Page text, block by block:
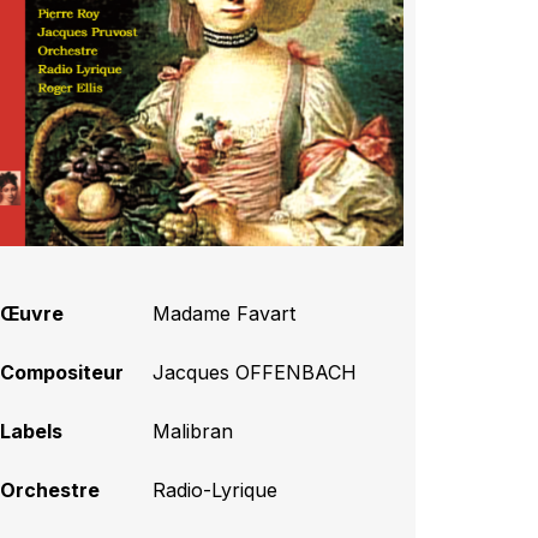
Œuvre Madame Favart
Compositeur Jacques OFFENBACH
Labels Malibran
Orchestre Radio-Lyrique